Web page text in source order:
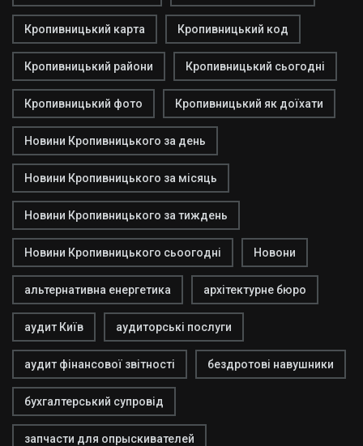
Кропивницький карта Кропивницький код
Кропивницький райони Кропивницький сьогодні
Кропивницький фото Кропивницький як доїхати
Новини Кропивницького за день
Новини Кропивницького за місяць
Новини Кропивницького за тиждень
Новини Кропивницького сьоогодні Новони
альтернативна енергетика архітектурне бюро
аудит Київ аудиторські послуги
аудит фінансової звітності бездротові навушники
бухгалтерський супровід
запчасти для опрыскивателей